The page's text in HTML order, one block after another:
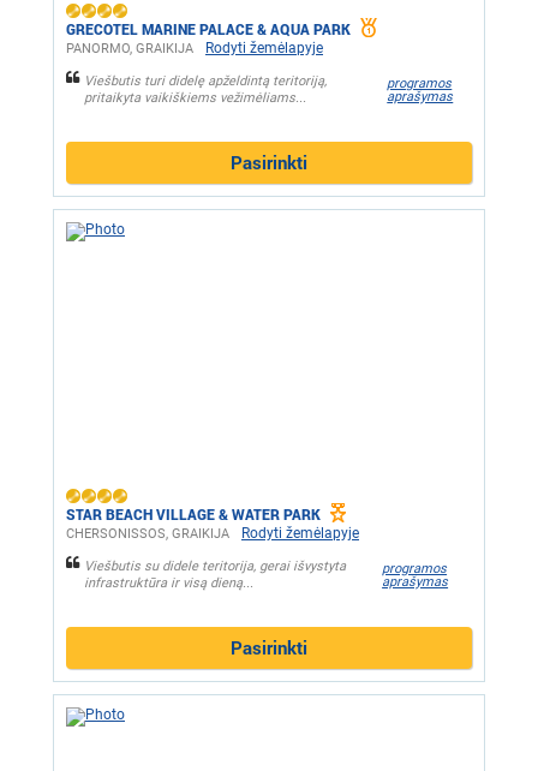
GRECOTEL MARINE PALACE & AQUA PARK
PANORMO, GRAIKIJA Rodyti žemėlapyje
Viešbutis turi didelę apželdintą teritoriją,
pritaikyta vaikiškiems vežimėliams...
programos
aprašymas
Pasirinkti
STAR BEACH VILLAGE & WATER PARK
CHERSONISSOS, GRAIKIJA Rodyti žemėlapyje
Viešbutis su didele teritorija, gerai išvystyta
infrastruktūra ir visą dieną...
programos
aprašymas
Pasirinkti